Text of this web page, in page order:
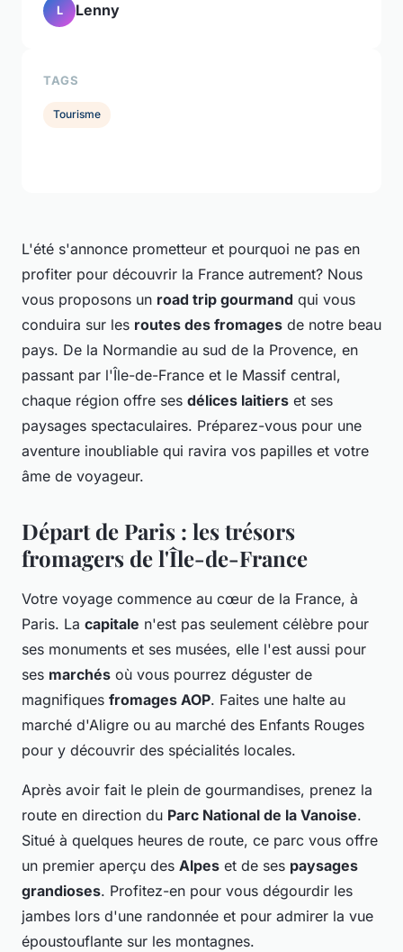
L'été s'annonce prometteur et pourquoi ne pas en
profiter pour découvrir la France autrement? Nous
vous proposons un road trip gourmand qui vous
conduira sur les routes des fromages de notre beau
pays. De la Normandie au sud de la Provence, en
passant par l'Île-de-France et le Massif central,
chaque région offre ses délices laitiers et ses
paysages spectaculaires. Préparez-vous pour une
aventure inoubliable qui ravira vos papilles et votre
âme de voyageur.
Départ de Paris : les trésors
fromagers de l'Île-de-France
Votre voyage commence au cœur de la France, à
Paris. La capitale n'est pas seulement célèbre pour
ses monuments et ses musées, elle l'est aussi pour
ses marchés où vous pourrez déguster de
magnifiques fromages AOP. Faites une halte au
marché d'Aligre ou au marché des Enfants Rouges
pour y découvrir des spécialités locales.
Après avoir fait le plein de gourmandises, prenez la
route en direction du Parc National de la Vanoise.
Situé à quelques heures de route, ce parc vous offre
un premier aperçu des Alpes et de ses paysages
grandioses. Profitez-en pour vous dégourdir les
jambes lors d'une randonnée et pour admirer la vue
époustouflante sur les montagnes.
L Lenny
TAGS
Tourisme